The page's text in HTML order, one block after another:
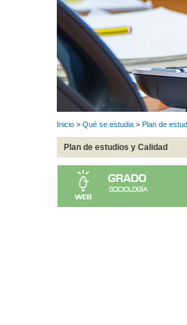
Inicio > Qué se estudia > Plan de
Plan de estudios y Calidad